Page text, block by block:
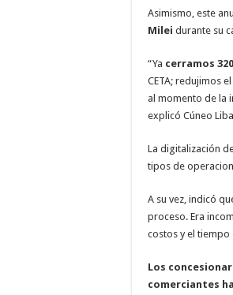
Asimismo, este
Milei durante su
“Ya cerramos
CETA; redujimos
al momento de la
explicó Cúneo
La digitalización
tipos de
A su vez, indicó
proceso. Era
costos y el tiempo
Los
comerciantes